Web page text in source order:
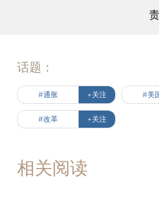
话题：
#通胀 +关注 #美
#改革 +关注
相关阅读